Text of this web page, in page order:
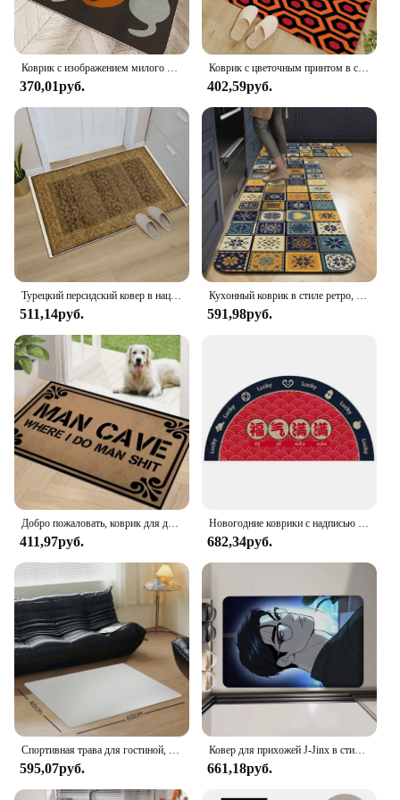
370,01руб.
Коврик с цветочным принтом в стиле бохо, декоративный моющийся ковер для входа на открытом воздухе, не скользит, легко чистится, защита от морщин
402,59руб.
511,14руб. 591,98руб.
411,97руб. 682,34руб.
Спортивная трава для гостиной, домашний декор, детские противоскользящие большие коврики для детской комнаты, прикроватная подставка для ног
595,07руб.
Ковер для прихожей J-Jinx в стиле комиксов, моющийся нескользящий ковер для гостиной, дивана, стульев, коврик для зоны кухни, Придверный коврик, коврик для зоны
661,18руб.